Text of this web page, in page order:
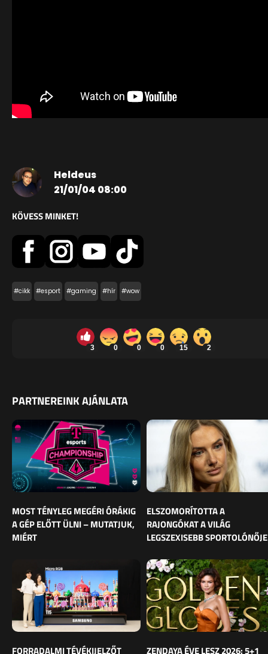
Heldeus
21/01/04 08:00
KÖVESS MINKET!
#cikk #esport #gaming #hír #wow
3 0 0 0 15 2
PARTNEREINK AJÁNLATA
MOST TÉNYLEG MEGÉRI ÓRÁKIG
A GÉP ELŐTT ÜLNI – MUTATJUK,
MIÉRT
ELSZOMORÍTOTTA A
RAJONGÓKAT A VILÁG
LEGSZEXISEBB SPORTOLÓNŐJE
FORRADALMI TÉVÉKIJELZŐT ZENDAYA ÉVE LESZ 2026: 5+1